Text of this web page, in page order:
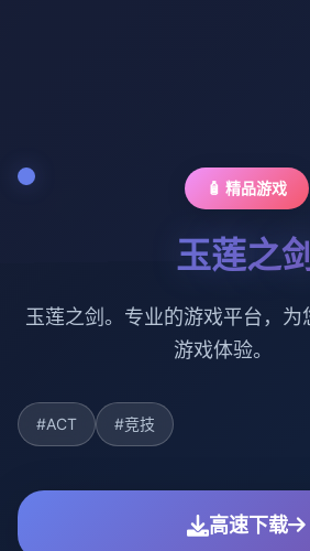
🧴 精品游戏
玉莲之剑
玉莲之剑。专业的游戏平台，为
游戏体验。
#ACT #竞技
高速下载